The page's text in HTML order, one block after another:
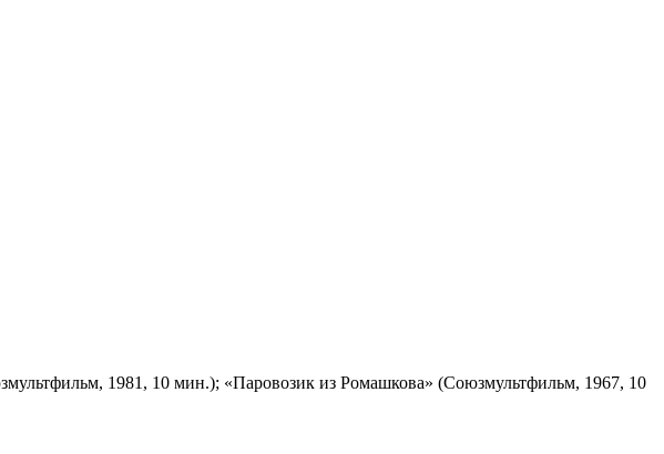
1981, 10 мин.); «Паровозик из Ромашкова» (Союзмультфильм, 1967, 10